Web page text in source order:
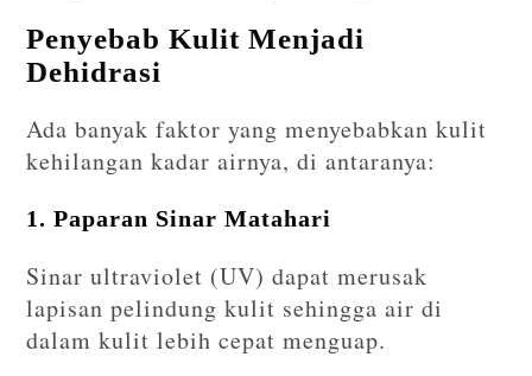
Penyebab Kulit Menjadi
Dehidrasi
Ada banyak faktor yang menyebabkan kulit
kehilangan kadar airnya, di antaranya:
1. Paparan Sinar Matahari
Sinar ultraviolet (UV) dapat merusak
lapisan pelindung kulit sehingga air di
dalam kulit lebih cepat menguap.